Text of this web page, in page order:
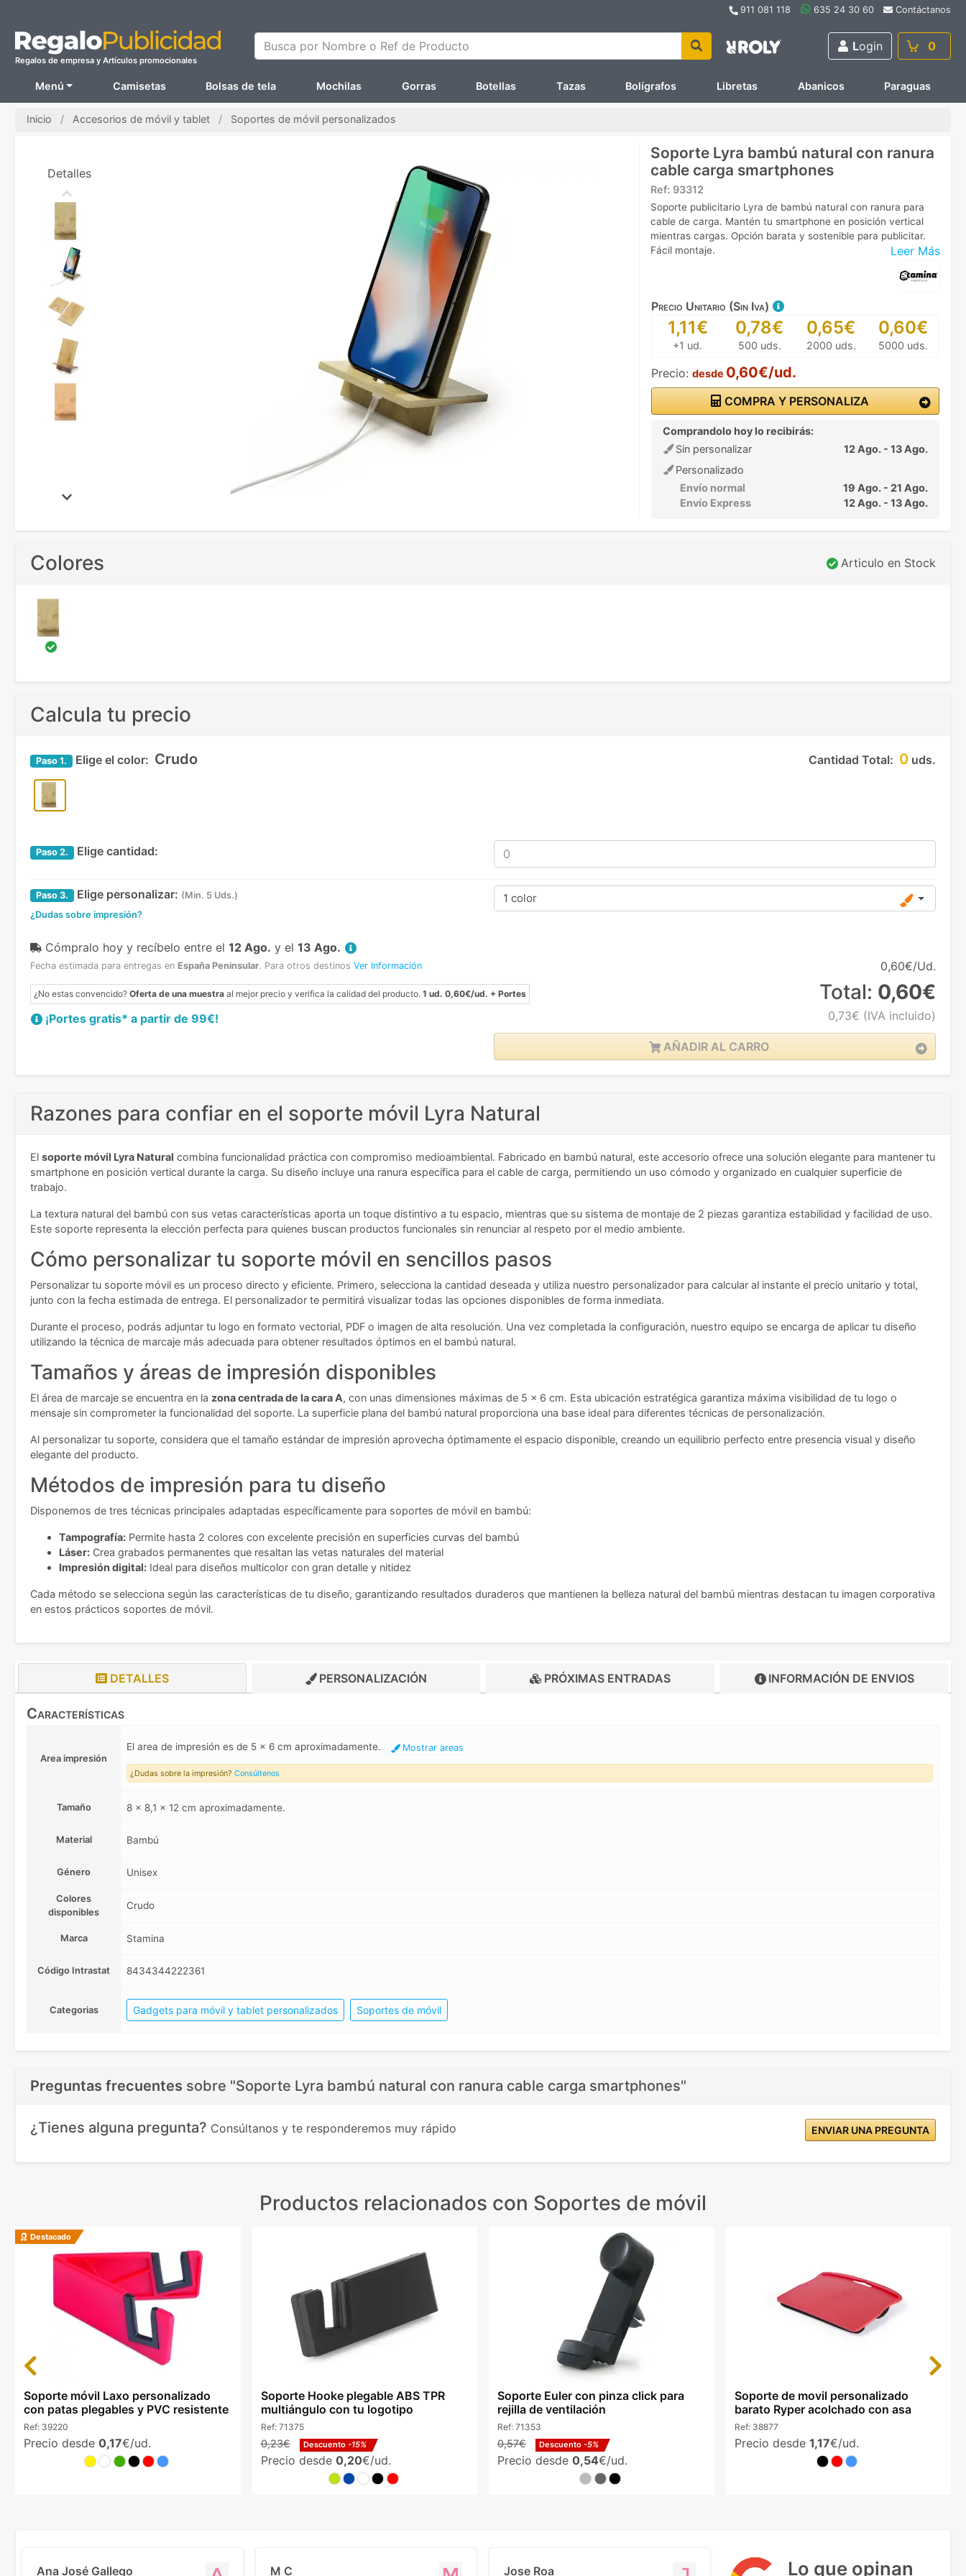
911 081 118 635 24 30 60 Contáctanos
Regalos de empresa y Artículos promocionales
Busca por Nombre o Ref de Producto Login 0
Menú Camisetas Bolsas de tela Mochilas Gorras Botellas Tazas Bolígrafos Libretas Abanicos Paraguas
Inicio Accesorios de móvil y tablet Soportes de móvil personalizados
Soporte Lyra bambú natural con ranura
cable carga smartphones
Ref: 93312
Leer Más
Soporte publicitario Lyra de bambú natural con ranura para
cable de carga. Mantén tu smartphone en posición vertical
mientras cargas. Opción barata y sostenible para publicitar.
Fácil montaje.
Precio Unitario (Sin Iva)
1,11€
+1 ud.
0,78€
500 uds.
0,65€
2000 uds.
0,60€
5000 uds.
Precio: desde 0,60€/ud.
COMPRA Y PERSONALIZA
Comprandolo hoy lo recibirás:
Sin personalizar
12 Ago. - 13 Ago.
Personalizado
Envío normal
19 Ago. - 21 Ago.
Envío Express
12 Ago. - 13 Ago.
Detalles
Colores Articulo en Stock
Calcula tu precio
Cantidad Total: 0 uds.
Paso 1. Elige el color: Crudo
Paso 2. Elige cantidad:
Paso 3. Elige personalizar: (Min. 5 Uds.)
¿Dudas sobre impresión?
1 color
Cómpralo hoy y recíbelo entre el 12 Ago. y el 13 Ago.
Fecha estimada para entregas en España Peninsular. Para otros destinos Ver Información
¿No estas convencido? Oferta de una muestra al mejor precio y verifica la calidad del producto. 1 ud. 0,60€/ud. + Portes
¡Portes gratis* a partir de 99€!
0,60€/Ud.
Total: 0,60€
0,73€ (IVA incluido)
AÑADIR AL CARRO
Razones para confiar en el soporte móvil Lyra Natural
El soporte móvil Lyra Natural combina funcionalidad práctica con compromiso medioambiental. Fabricado en bambú natural, este accesorio ofrece una solución elegante para mantener tu
smartphone en posición vertical durante la carga. Su diseño incluye una ranura específica para el cable de carga, permitiendo un uso cómodo y organizado en cualquier superficie de
trabajo.
La textura natural del bambú con sus vetas características aporta un toque distintivo a tu espacio, mientras que su sistema de montaje de 2 piezas garantiza estabilidad y facilidad de uso.
Este soporte representa la elección perfecta para quienes buscan productos funcionales sin renunciar al respeto por el medio ambiente.
Cómo personalizar tu soporte móvil en sencillos pasos
Personalizar tu soporte móvil es un proceso directo y eficiente. Primero, selecciona la cantidad deseada y utiliza nuestro personalizador para calcular al instante el precio unitario y total,
junto con la fecha estimada de entrega. El personalizador te permitirá visualizar todas las opciones disponibles de forma inmediata.
Durante el proceso, podrás adjuntar tu logo en formato vectorial, PDF o imagen de alta resolución. Una vez completada la configuración, nuestro equipo se encarga de aplicar tu diseño
utilizando la técnica de marcaje más adecuada para obtener resultados óptimos en el bambú natural.
Tamaños y áreas de impresión disponibles
El área de marcaje se encuentra en la zona centrada de la cara A, con unas dimensiones máximas de 5 x 6 cm. Esta ubicación estratégica garantiza máxima visibilidad de tu logo o
mensaje sin comprometer la funcionalidad del soporte. La superficie plana del bambú natural proporciona una base ideal para diferentes técnicas de personalización.
Al personalizar tu soporte, considera que el tamaño estándar de impresión aprovecha óptimamente el espacio disponible, creando un equilibrio perfecto entre presencia visual y diseño
elegante del producto.
Métodos de impresión para tu diseño
Disponemos de tres técnicas principales adaptadas específicamente para soportes de móvil en bambú:
Tampografía: Permite hasta 2 colores con excelente precisión en superficies curvas del bambú
Láser: Crea grabados permanentes que resaltan las vetas naturales del material
Impresión digital: Ideal para diseños multicolor con gran detalle y nitidez
Cada método se selecciona según las características de tu diseño, garantizando resultados duraderos que mantienen la belleza natural del bambú mientras destacan tu imagen corporativa
en estos prácticos soportes de móvil.
DETALLES PERSONALIZACIÓN PRÓXIMAS ENTRADAS INFORMACIÓN DE ENVIOS
Características
Area impresión
El area de impresión es de 5 x 6 cm aproximadamente. Mostrar areas
¿Dudas sobre la impresión? Consúltenos
Tamaño 8 x 8,1 x 12 cm aproximadamente.
Material Bambú
Género Unisex
Colores
disponibles
Crudo
Marca Stamina
Código Intrastat 8434344222361
Categorias Gadgets para móvil y tablet personalizados Soportes de móvil
Preguntas frecuentes sobre "Soporte Lyra bambú natural con ranura cable carga smartphones"
¿Tienes alguna pregunta? Consúltanos y te responderemos muy rápido ENVIAR UNA PREGUNTA
Productos relacionados con Soportes de móvil
Destacado
Soporte móvil Laxo personalizado
con patas plegables y PVC resistente
Ref: 39220
Precio desde 0,17€/ud.
Soporte Hooke plegable ABS TPR
multiángulo con tu logotipo
Ref: 71375
0,23€ Descuento -15%
Precio desde 0,20€/ud.
Soporte Euler con pinza click para
rejilla de ventilación
Ref: 71353
0,57€ Descuento -5%
Precio desde 0,54€/ud.
Soporte de movil personalizado
barato Ryper acolchado con asa
Ref: 38877
Precio desde 1,17€/ud.
Previous Next
Lo que opinan
Ana José Gallego M C Jose Roa